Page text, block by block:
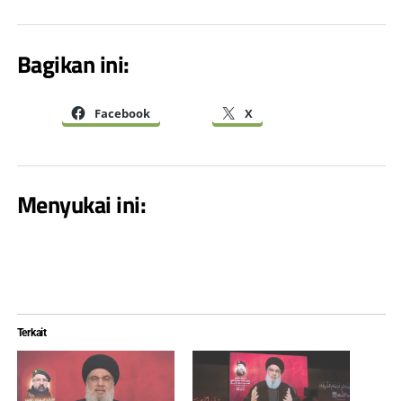
Bagikan ini:
Facebook X
Menyukai ini:
Terkait